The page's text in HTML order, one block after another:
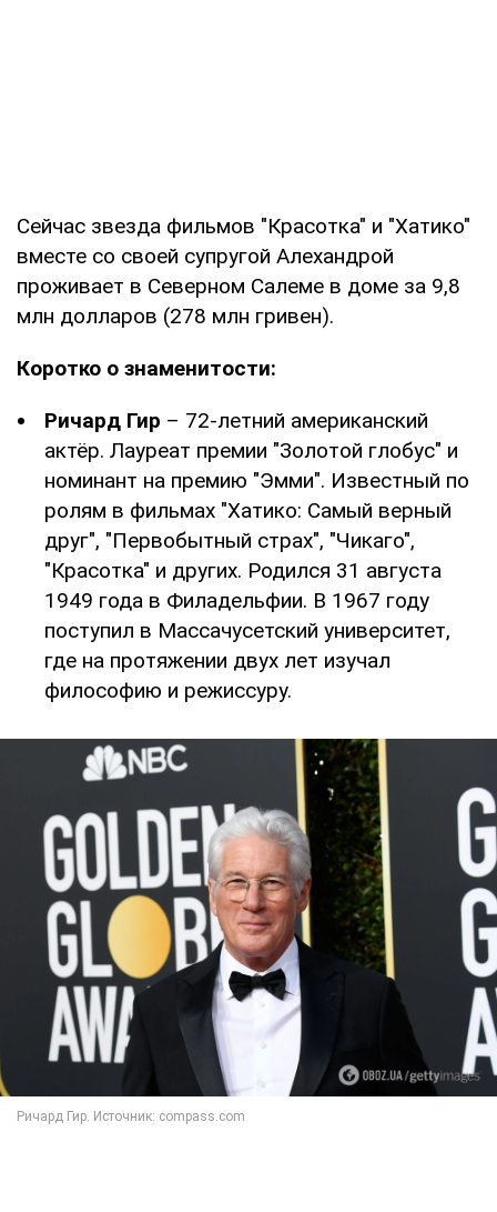
Сейчас звезда фильмов "Красотка" и "Хатико"
вместе со своей супругой Алехандрой
проживает в Северном Салеме в доме за 9,8
млн долларов (278 млн гривен).
Коротко о знаменитости:
Ричард Гир – 72-летний американский
актёр. Лауреат премии "Золотой глобус" и
номинант на премию "Эмми". Известный по
ролям в фильмах "Хатико: Самый верный
друг", "Первобытный страх", "Чикаго",
"Красотка" и других. Родился 31 августа
1949 года в Филадельфии. В 1967 году
поступил в Массачусетский университет,
где на протяжении двух лет изучал
философию и режиссуру.